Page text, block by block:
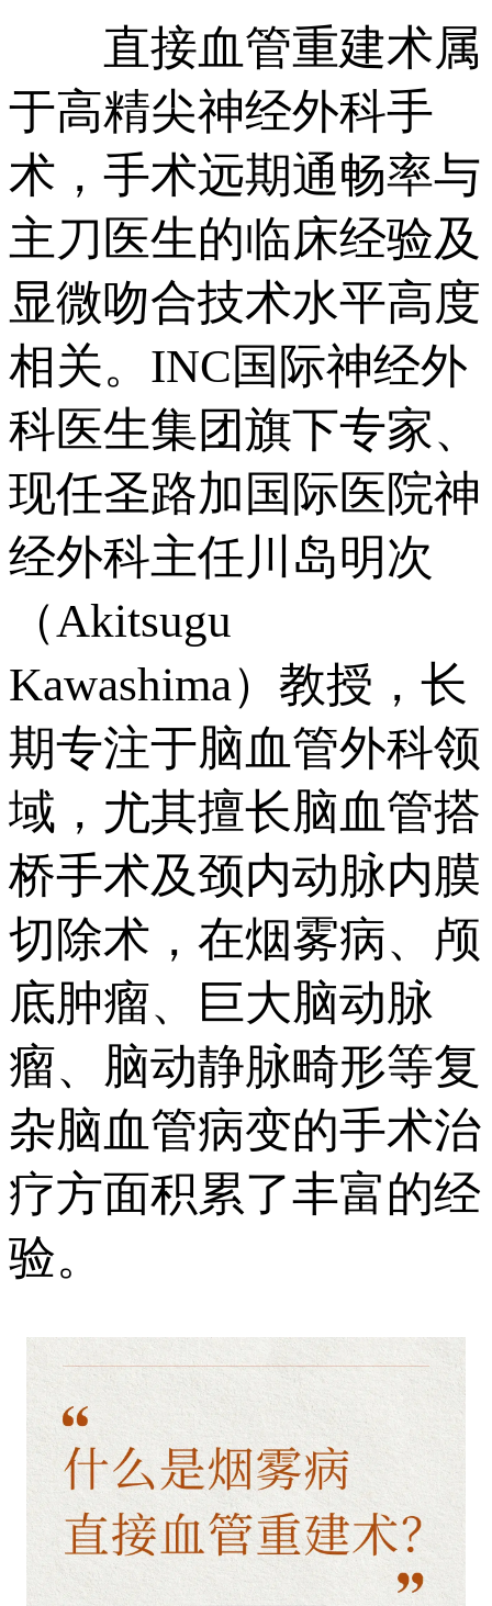
直接血管重建术属
于高精尖神经外科手
术，手术远期通畅率与
主刀医生的临床经验及
显微吻合技术水平高度
相关。INC国际神经外
科医生集团旗下专家、
现任圣路加国际医院神
经外科主任川岛明次
（Akitsugu
Kawashima）教授，长
期专注于脑血管外科领
域，尤其擅长脑血管搭
桥手术及颈内动脉内膜
切除术，在烟雾病、颅
底肿瘤、巨大脑动脉
瘤、脑动静脉畸形等复
杂脑血管病变的手术治
疗方面积累了丰富的经
验。